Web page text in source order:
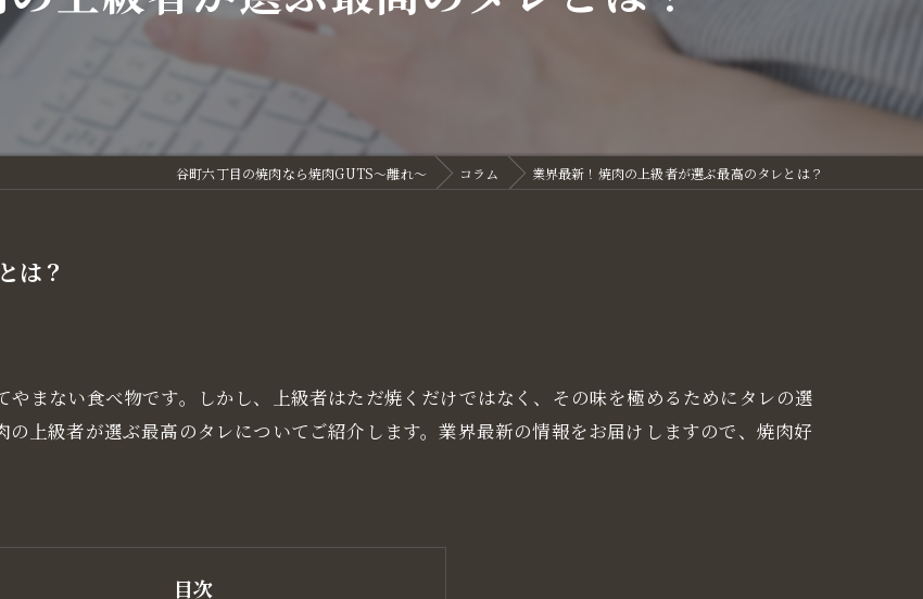
谷町六丁目の焼肉なら焼肉GUTS～離れ～ コラム 業界最新！焼肉の上級者が選ぶ最高のタレとは？
は？
まない食べ物です。しかし、上級者はただ焼くだけではなく、その味を極めるためにタレの選
上級者が選ぶ最高のタレについてご紹介します。業界最新の情報をお届けしますので、焼肉好
目次